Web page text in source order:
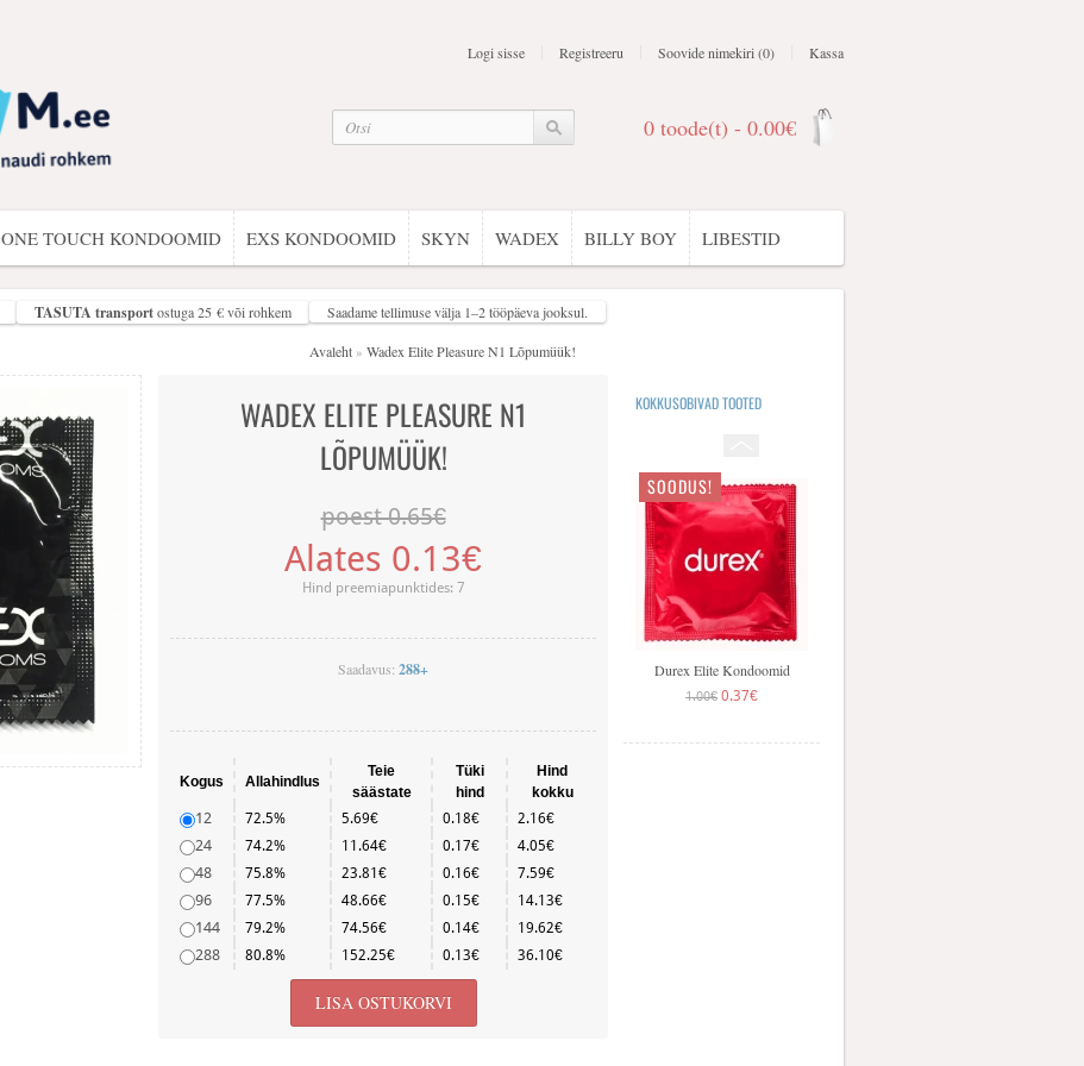
Logi sisse Registreeru Soovide nimekiri (0) Kassa
0 toode(t) - 0.00€
ONE TOUCH KONDOOMID EXS KONDOOMID SKYN WADEX BILLY BOY LIBESTID
TASUTA transportostuga 25 € või rohkem Saadame tellimuse välja 1–2 tööpäeva jooksul.
Avaleht » Wadex Elite Pleasure N1 Lõpumüük!
WADEX ELITE PLEASURE N1
LÕPUMÜÜK!
poest 0.65€
Alates 0.13€
Hind preemiapunktides: 7
Saadavus: 288+
Kogus Allahindlus
Teie
säästate
Tüki
hind
Hind
kokku
12 72.5% 5.69€ 0.18€ 2.16€
24 74.2% 11.64€ 0.17€ 4.05€
48 75.8% 23.81€ 0.16€ 7.59€
96 77.5% 48.66€ 0.15€ 14.13€
144 79.2% 74.56€ 0.14€ 19.62€
288 80.8% 152.25€ 0.13€ 36.10€
KOKKUSOBIVAD TOOTED
SOODUS!
ONE TOUCH Enjoy Maxx
Ribilise ja täpilise
strukruuriga kondoomid
0.23€
SOODUS!
Durex Elite on kõige
populaarsem õhuke
kondoom Eestis. Õhuke
kondoom tagab parema
tundlikuse ning pa..
Durex Elite Kondoomid
1.00€ 0.37€